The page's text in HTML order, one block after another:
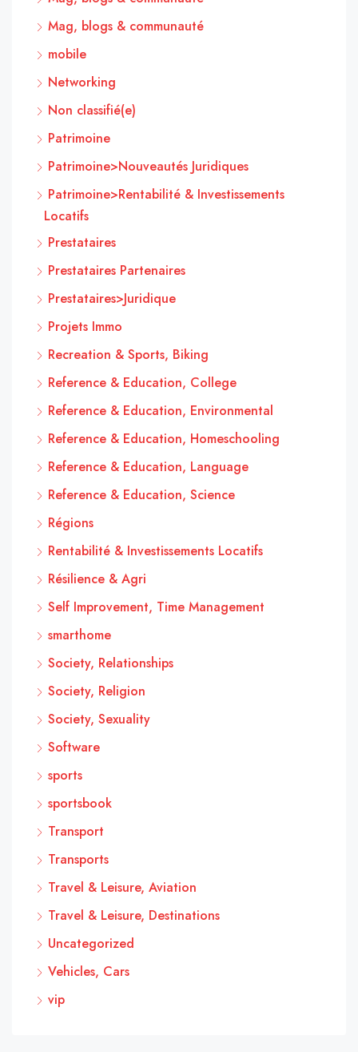
Mag, blogs & communauté
mobile
Networking
Non classifié(e)
Patrimoine
Patrimoine>Nouveautés Juridiques
Patrimoine>Rentabilité & Investissements
Locatifs
Prestataires
Prestataires Partenaires
Prestataires>Juridique
Projets Immo
Recreation & Sports, Biking
Reference & Education, College
Reference & Education, Environmental
Reference & Education, Homeschooling
Reference & Education, Language
Reference & Education, Science
Régions
Rentabilité & Investissements Locatifs
Résilience & Agri
Self Improvement, Time Management
smarthome
Society, Relationships
Society, Religion
Society, Sexuality
Software
sports
sportsbook
Transport
Transports
Travel & Leisure, Aviation
Travel & Leisure, Destinations
Uncategorized
Vehicles, Cars
vip